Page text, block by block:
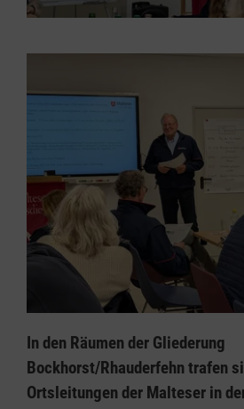
In den Räumen der Gliederung
Bockhorst/Rhauderfehn trafen
Ortsleitungen der Malteser in